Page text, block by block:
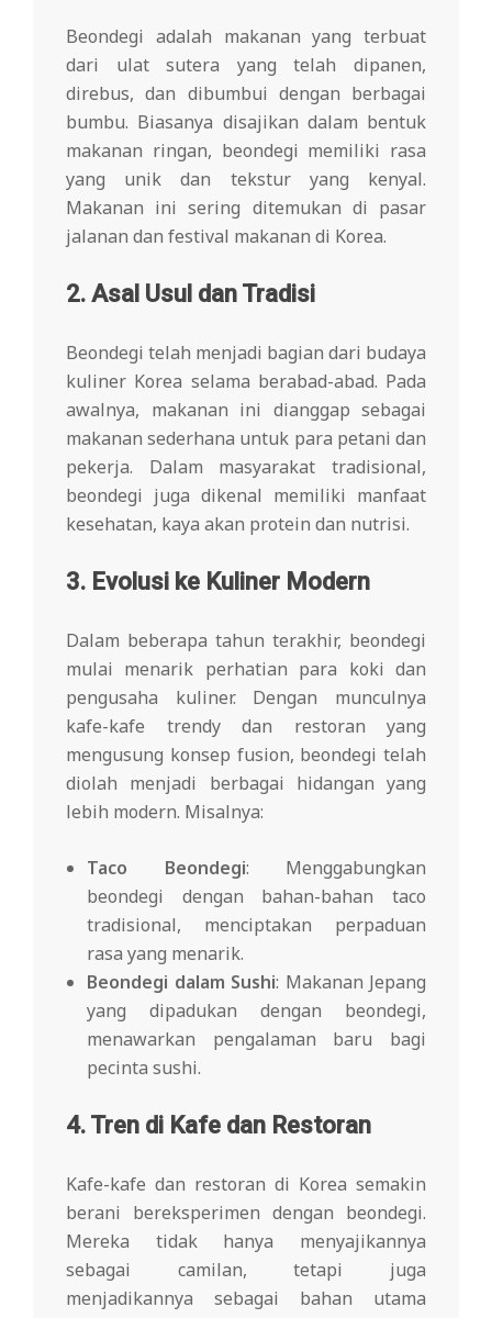
Beondegi adalah makanan yang terbuat
dari ulat sutera yang telah dipanen,
direbus, dan dibumbui dengan berbagai
bumbu. Biasanya disajikan dalam bentuk
makanan ringan, beondegi memiliki rasa
yang unik dan tekstur yang kenyal.
Makanan ini sering ditemukan di pasar
jalanan dan festival makanan di Korea.
2. Asal Usul dan Tradisi
Beondegi telah menjadi bagian dari budaya
kuliner Korea selama berabad-abad. Pada
awalnya, makanan ini dianggap sebagai
makanan sederhana untuk para petani dan
pekerja. Dalam masyarakat tradisional,
beondegi juga dikenal memiliki manfaat
kesehatan, kaya akan protein dan nutrisi.
3. Evolusi ke Kuliner Modern
Dalam beberapa tahun terakhir, beondegi
mulai menarik perhatian para koki dan
pengusaha kuliner. Dengan munculnya
kafe-kafe trendy dan restoran yang
mengusung konsep fusion, beondegi telah
diolah menjadi berbagai hidangan yang
lebih modern. Misalnya:
Taco Beondegi: Menggabungkan
beondegi dengan bahan-bahan taco
tradisional, menciptakan perpaduan
rasa yang menarik.
Beondegi dalam Sushi: Makanan Jepang
yang dipadukan dengan beondegi,
menawarkan pengalaman baru bagi
pecinta sushi.
4. Tren di Kafe dan Restoran
Kafe-kafe dan restoran di Korea semakin
berani bereksperimen dengan beondegi.
Mereka tidak hanya menyajikannya
sebagai camilan, tetapi juga
menjadikannya sebagai bahan utama